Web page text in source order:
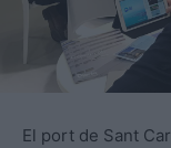
El port de Sant